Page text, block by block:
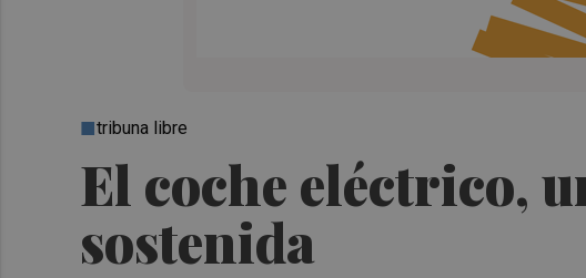
El coche eléctrico,
sostenida
tribuna libre